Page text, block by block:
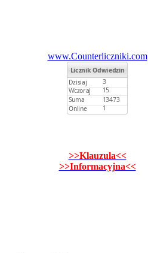
www.Counterliczniki.com
>>Klauzula<<
>>Informacyjna<<